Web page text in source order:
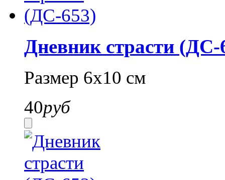
Дневник страсти (ДС-
Размер 6х10 см
40руб